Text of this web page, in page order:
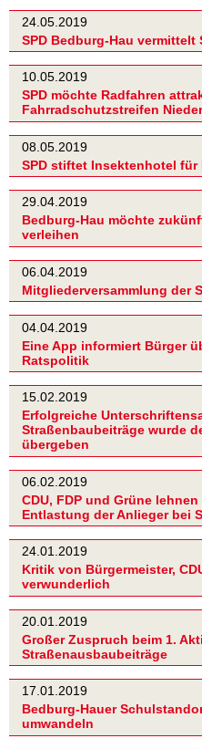
24.05.2019
SPD Bedburg-Hau
10.05.2019
SPD möchte Radfahren
Fahrradschutzstreifen
08.05.2019
SPD stiftet Insektenhotel für
29.04.2019
Bedburg-Hau möchte
verleihen
06.04.2019
Mitgliederversammlung der
04.04.2019
Eine App informiert Bürger
Ratspolitik
15.02.2019
Erfolgreiche
Straßenbaubeiträge wurde
übergeben
06.02.2019
CDU, FDP und Grüne
Entlastung der Anlieger bei
24.01.2019
Kritik von Bürgermeister,
verwunderlich
20.01.2019
Großer Zuspruch beim 1.
Straßenausbaubeiträge
17.01.2019
Bedburg-Hauer
umwandeln